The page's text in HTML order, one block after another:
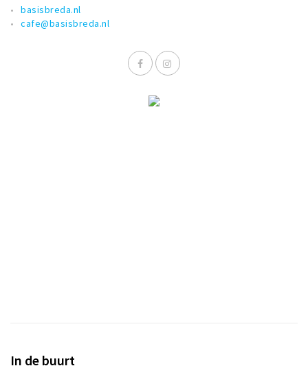
Party pics
Eten
basisbreda.nl
cafe@basisbreda.nl
In de buurt